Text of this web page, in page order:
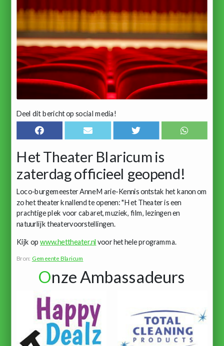
Deel dit bericht op social media!
Het Theater Blaricum is
zaterdag officieel geopend!
Loco-burgemeester Anne Marie-Kennis ontstak het kanon om
zo het theater knallend te openen: "Het Theater is een
prachtige plek voor cabaret, muziek, film, lezingen en
natuurlijk theatervoorstellingen.
Kijk op www.hettheater.nl voor het hele programma.
Bron: Gemeente Blaricum
Onze Ambassadeurs